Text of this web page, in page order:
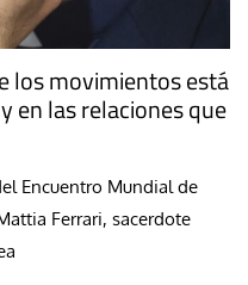
los movimientos está
en las relaciones que
Encuentro Mundial de
Ferrari, sacerdote